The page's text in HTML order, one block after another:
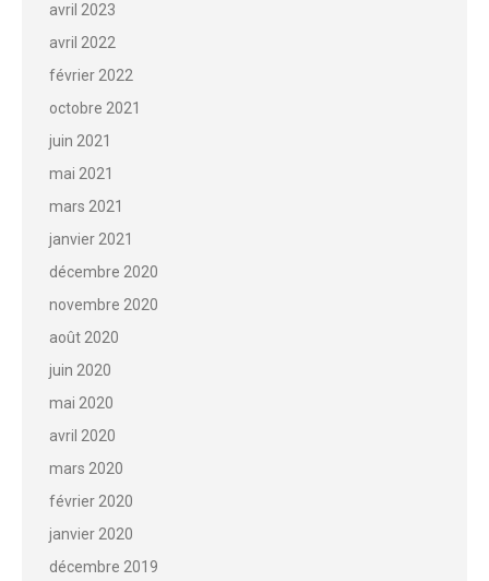
avril 2023
avril 2022
février 2022
octobre 2021
juin 2021
mai 2021
mars 2021
janvier 2021
décembre 2020
novembre 2020
août 2020
juin 2020
mai 2020
avril 2020
mars 2020
février 2020
janvier 2020
décembre 2019